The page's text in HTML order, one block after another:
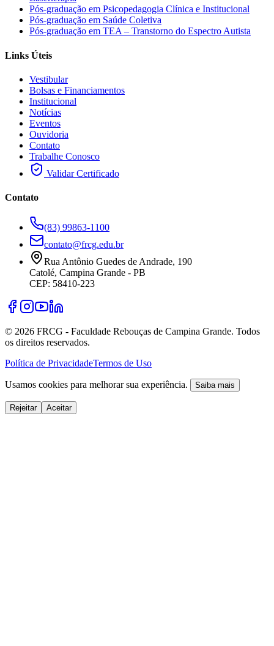
Pós-graduação em Psicopedagogia Clínica e Institucional
Pós-graduação em Saúde Coletiva
Pós-graduação em TEA – Transtorno do Espectro Autista
Links Úteis
Vestibular
Bolsas e Financiamentos
Institucional
Notícias
Eventos
Ouvidoria
Contato
Trabalhe Conosco
Validar Certificado
Contato
(83) 99863-1100
contato@frcg.edu.br
Rua Antônio Guedes de Andrade, 190
Catolé, Campina Grande - PB
CEP: 58410-223
© 2026 FRCG - Faculdade Rebouças de Campina Grande. Todos
os direitos reservados.
Política de PrivacidadeTermos de Uso
Usamos cookies para melhorar sua experiência. Saiba mais
Rejeitar Aceitar